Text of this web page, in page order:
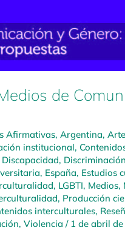
de
Afirmativas, Argentina,
institucional,
Discapacidad, Discriminación
, España, Estudios
, LGBTI, Medios,
, Producción
interculturales,
, Violencia / 1 de abril